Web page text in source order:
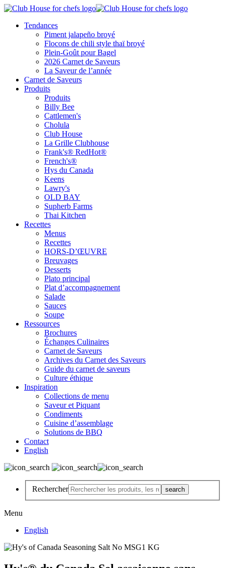
Tendances
Piment jalapeño broyé
Flocons de chili style thaï broyé
Plein-Goût pour Bagel
2026 Carnet de Saveurs
La Saveur de l’année
Carnet de Saveurs
Produits
Produits
Billy Bee
Cattlemen's
Cholula
Club House
La Grille Clubhouse
Frank's® RedHot®
French's®
Hys du Canada
Keens
Lawry's
OLD BAY
Supherb Farms
Thai Kitchen
Recettes
Menus
Recettes
HORS-D’ŒUVRE
Breuvages
Desserts
Plato principal
Plat d’accompagnement
Salade
Sauces
Soupe
Ressources
Brochures
Échanges Culinaires
Carnet de Saveurs
Archives du Carnet des Saveurs
Guide du carnet de saveurs
Culture éthique
Inspiration
Collections de menu
Saveur et Piquant
Condiments
Cuisine d’assemblage
Solutions de BBQ
Contact
English
Rechercher
Menu
English